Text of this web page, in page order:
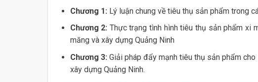
Chương 1: Lý luận chung về tiêu thụ sản phẩm trong
Chương 2: Thực trạng tình hình tiêu thụ sản phẩm xi
măng và xây dựng Quảng Ninh
Chương 3: Giải pháp đẩy mạnh tiêu thụ sản phẩm
xây dựng Quảng Ninh.